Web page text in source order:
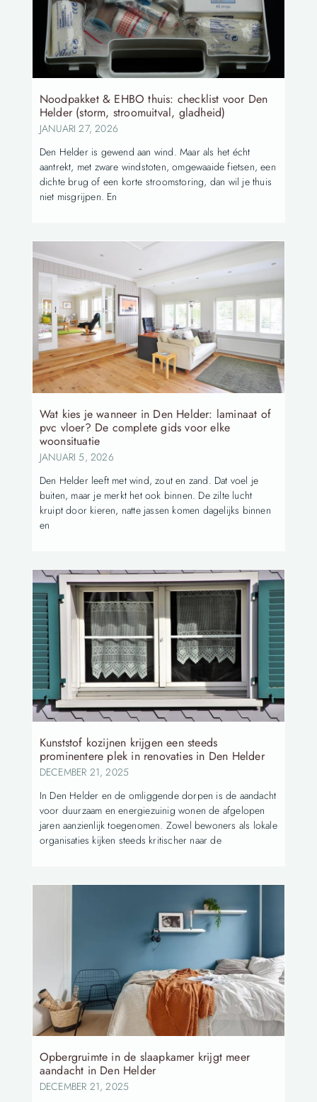
Noodpakket & EHBO thuis: checklist voor Den
Helder (storm, stroomuitval, gladheid)
JANUARI 27, 2026
Den Helder is gewend aan wind. Maar als het écht
aantrekt, met zware windstoten, omgewaaide fietsen, een
dichte brug of een korte stroomstoring, dan wil je thuis
niet misgrijpen. En
Wat kies je wanneer in Den Helder: laminaat of
pvc vloer? De complete gids voor elke
woonsituatie
JANUARI 5, 2026
Den Helder leeft met wind, zout en zand. Dat voel je
buiten, maar je merkt het ook binnen. De zilte lucht
kruipt door kieren, natte jassen komen dagelijks binnen
en
Kunststof kozijnen krijgen een steeds
prominentere plek in renovaties in Den Helder
DECEMBER 21, 2025
In Den Helder en de omliggende dorpen is de aandacht
voor duurzaam en energiezuinig wonen de afgelopen
jaren aanzienlijk toegenomen. Zowel bewoners als lokale
organisaties kijken steeds kritischer naar de
Opbergruimte in de slaapkamer krijgt meer
aandacht in Den Helder
DECEMBER 21, 2025